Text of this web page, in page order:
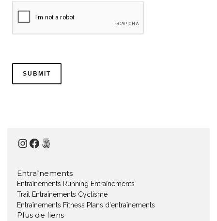
Instagram
Facebook
500px
Entraînements
Entraînements Running Entraînements
Trail
Entraînements Cyclisme
Entraînements Fitness Plans d'entraînements
Plus de liens